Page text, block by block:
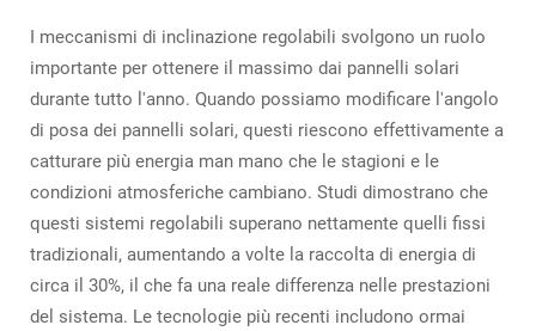
I meccanismi di inclinazione regolabili svolgono un ruolo
importante per ottenere il massimo dai pannelli solari
durante tutto l'anno. Quando possiamo modificare l'angolo
di posa dei pannelli solari, questi riescono effettivamente a
catturare più energia man mano che le stagioni e le
condizioni atmosferiche cambiano. Studi dimostrano che
questi sistemi regolabili superano nettamente quelli fissi
tradizionali, aumentando a volte la raccolta di energia di
circa il 30%, il che fa una reale differenza nelle prestazioni
del sistema. Le tecnologie più recenti includono ormai